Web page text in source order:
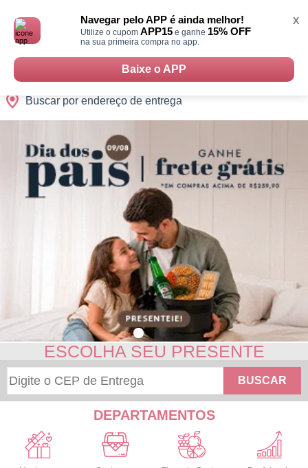
Navegar pelo APP é ainda melhor!
Utilize o cupom APP15 e ganhe 15% OFF
na sua primeira compra no app.
X
Baixe o APP
Buscar por endereço de entrega
Cidades Presentes Datas Shopping
sua
Cesta
ESCOLHA SEU PRESENTE
BUSCAR
DEPARTAMENTOS